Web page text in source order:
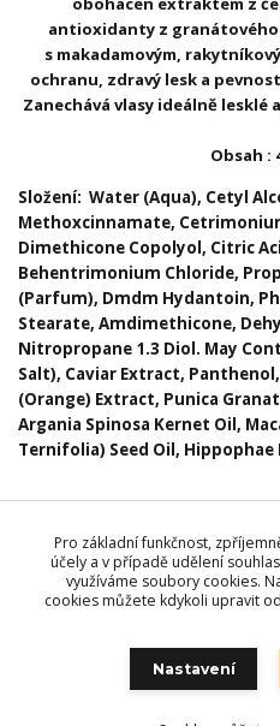
antioxidanty z granátového
s makadamovým,
ochranu, zdravý lesk a
Zanechává vlasy ideálně
Obsah :
Složení: Water (Aqua), Cetyl
Methoxcinnamate,
Dimethicone Copolyol, Citric
Behentrimonium Chloride,
(Parfum), Dmdm Hydantoin,
Stearate, Amdimethicone,
Nitropropane 1.3 Diol. May
Salt), Caviar Extract,
(Orange) Extract, Punica
Argania Spinosa Kernet Oil,
Ternifolia) Seed Oil,
Kosmetika MON PLATIN DSM
KOLEKCE ČERNÝ KAVIÁR
Pro základní funkčnost,
účely a v případě udělení
využíváme soubory cookies.
cookies můžete kdykoli upravit
Nastavení